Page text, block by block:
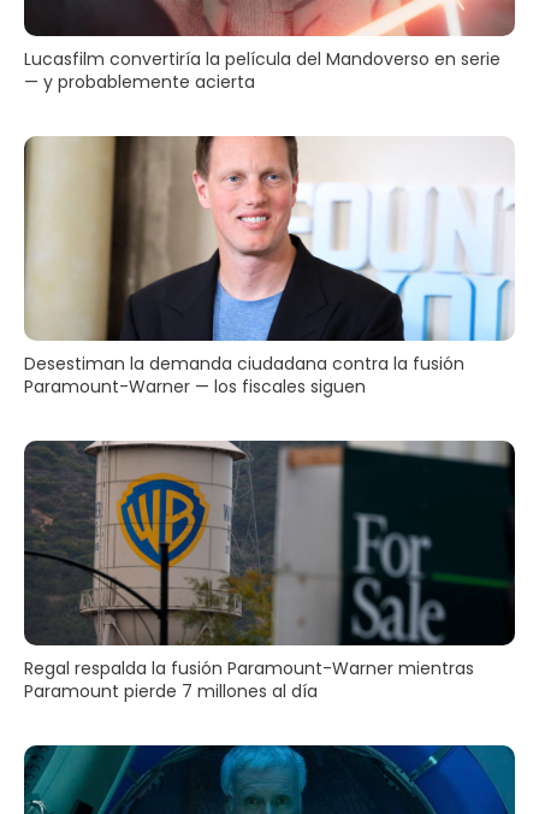
Lucasfilm convertiría la película del Mandoverso en serie
— y probablemente acierta
Desestiman la demanda ciudadana contra la fusión
Paramount-Warner — los fiscales siguen
Regal respalda la fusión Paramount-Warner mientras
Paramount pierde 7 millones al día